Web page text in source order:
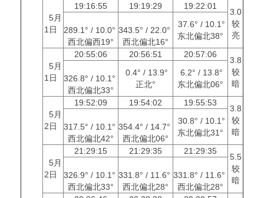
5月
1日
19:16:55 19:19:29 19:22:01
3.0
较
亮
289.1° / 10.0°
西北偏西19°
343.5° / 22.0°
西北偏北16°
37.6° / 10.1°
东北偏北38°
5月
1日
20:55:06 20:56:51 20:57:06
3.8
较
暗
326.8° / 10.1°
西北偏北33°
0.4° / 13.9°
正北°
6.2° / 13.8°
东北偏北06°
5月
2日
19:52:09 19:54:02 19:55:53
3.8
较
暗
317.5° / 10.1°
西北偏北42°
354.4° / 14.7°
西北偏北06°
30.8° / 10.1°
东北偏北31°
5月
2日
21:29:15 21:29:35 21:29:35
5.5
较
暗
326.9° / 10.1°
西北偏北33°
331.8° / 11.6°
西北偏北28°
331.8° / 11.6°
西北偏北28°